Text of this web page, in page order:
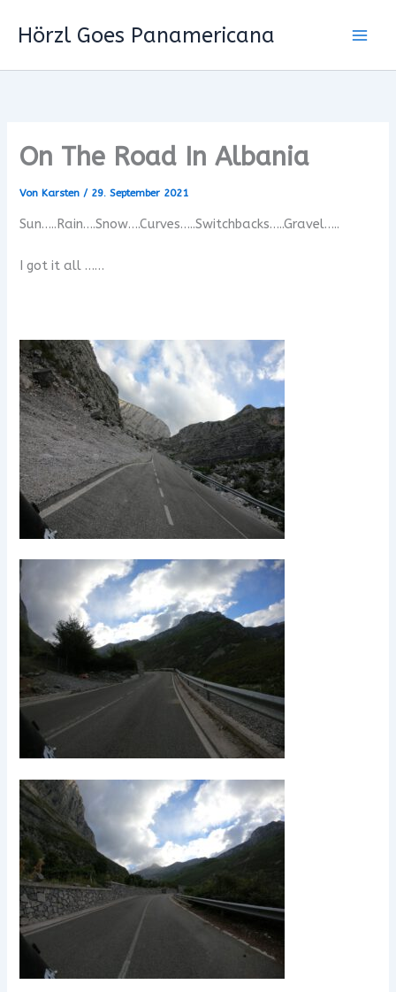
InhaltHörzl Goes Panamericana
On The Road In Albania
Von Karsten/ 29. September 2021
Sun…..Rain….Snow….Curves…..Switchbacks…..Gravel…..
I got it all ……